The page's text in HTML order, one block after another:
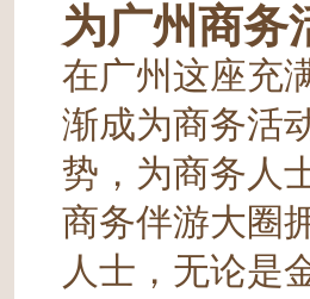
为广州商务
在广州这座充
渐成为商务活
势，为商务人
商务伴游大圈
人士，无论是